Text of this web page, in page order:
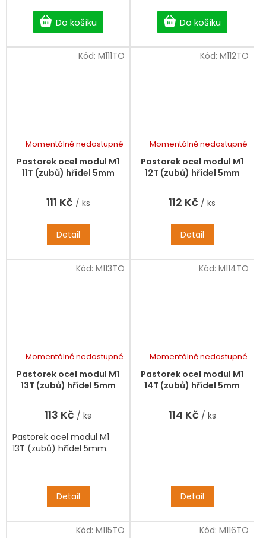
Do košíku Do košíku
Pastorek ocel modul M1
11T (zubů) hřídel 5mm
Momentálně nedostupné
111 Kč / ks
Detail
Kód: M111TO
Pastorek ocel modul M1
12T (zubů) hřídel 5mm
Momentálně nedostupné
112 Kč / ks
Detail
Kód: M112TO
Pastorek ocel modul M1
13T (zubů) hřídel 5mm
Momentálně nedostupné
113 Kč / ks
Detail
Pastorek ocel modul M1
13T (zubů) hřídel 5mm.
Kód: M113TO
Pastorek ocel modul M1
14T (zubů) hřídel 5mm
Momentálně nedostupné
114 Kč / ks
Detail
Kód: M114TO
Kód: M115TO Kód: M116TO